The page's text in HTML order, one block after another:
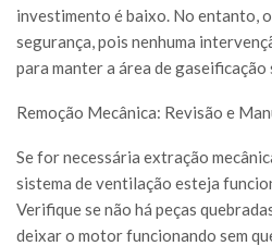
investimento é baixo. No entanto,
segurança, pois nenhuma
para manter a área de gaseificação
Remoção Mecânica: Revisão e
Se for necessária extração
sistema de ventilação esteja
Verifique se não há peças
deixar o motor funcionando sem